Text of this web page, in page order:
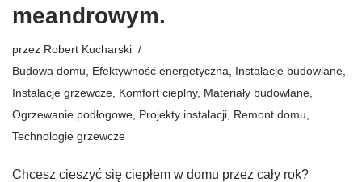
meandrowym.
przez Robert Kucharski
Budowa domu
Efektywność energetyczna Instalacje budowlane
Instalacje grzewcze Komfort cieplny, Materiały budowlane
Ogrzewanie podłogowe Projekty instalacji Remont domu
Technologie grzewcze
Chcesz cieszyć się ciepłem w domu przez cały rok?